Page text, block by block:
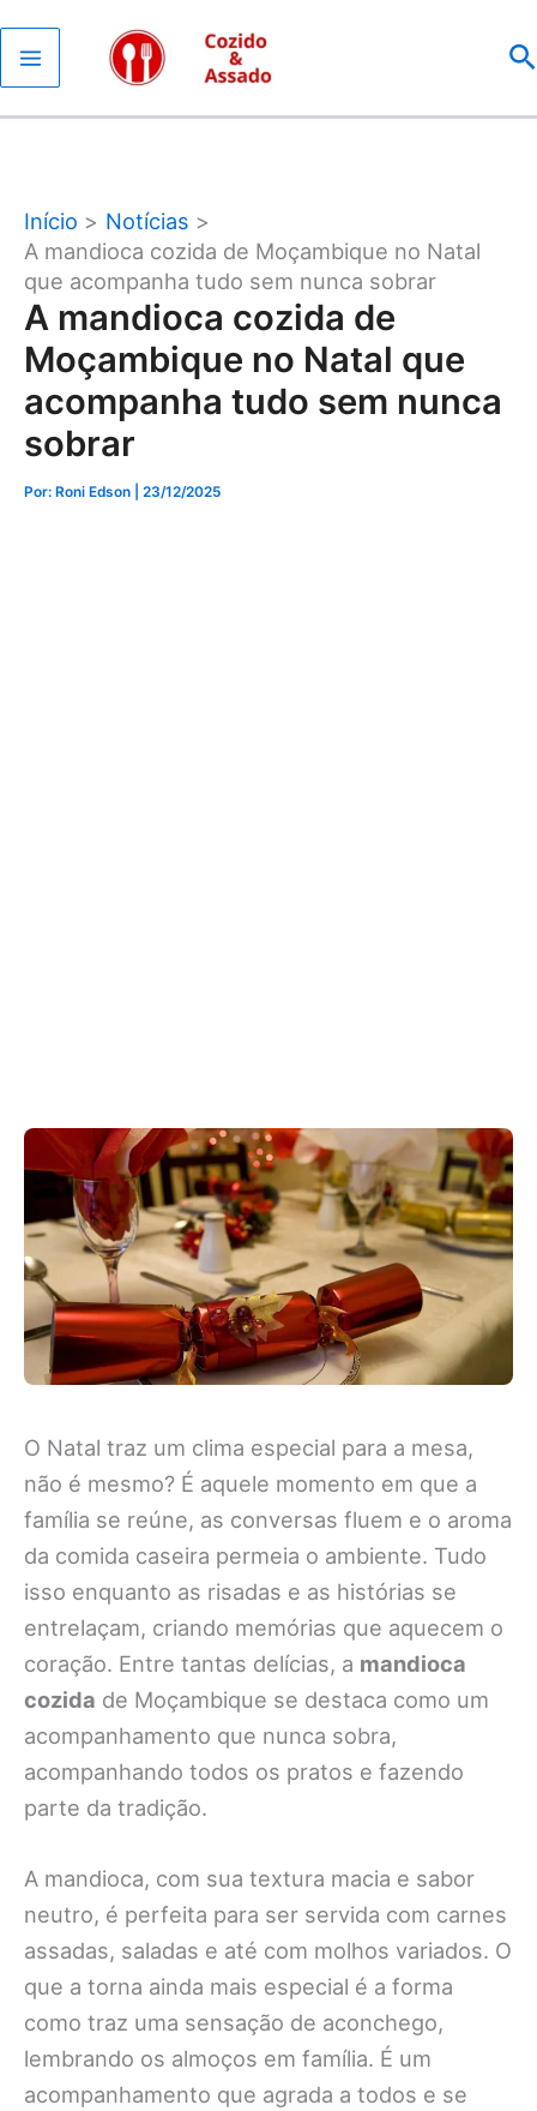
para
o
conteúdo
Início
Notícias
A mandioca cozida de Moçambique no Natal
que acompanha tudo sem nunca sobrar
A mandioca cozida de
Moçambique no Natal que
acompanha tudo sem nunca
sobrar
Por: Roni Edson | 23/12/2025
O Natal traz um clima especial para a mesa,
não é mesmo? É aquele momento em que a
família se reúne, as conversas fluem e o aroma
da comida caseira permeia o ambiente. Tudo
isso enquanto as risadas e as histórias se
entrelaçam, criando memórias que aquecem o
coração. Entre tantas delícias, a mandioca
cozida de Moçambique se destaca como um
acompanhamento que nunca sobra,
acompanhando todos os pratos e fazendo
parte da tradição.
A mandioca, com sua textura macia e sabor
neutro, é perfeita para ser servida com carnes
assadas, saladas e até com molhos variados. O
que a torna ainda mais especial é a forma
como traz uma sensação de aconchego,
lembrando os almoços em família. É um
acompanhamento que agrada a todos e se